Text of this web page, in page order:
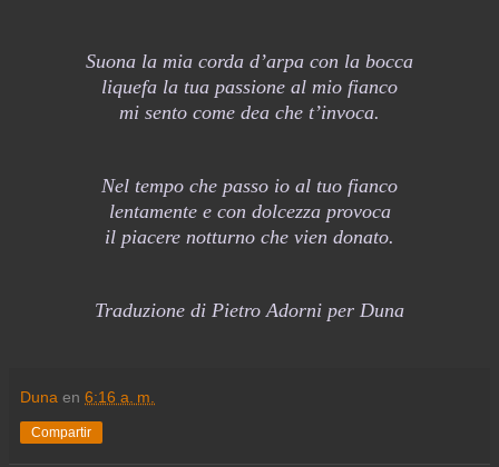
Suona la mia corda d’arpa con la bocca
liquefa la tua passione al mio fianco
mi sento come dea che t’invoca.
Nel tempo che passo io al tuo fianco
lentamente e con dolcezza provoca
il piacere notturno che vien donato.
Traduzione di Pietro Adorni per Duna
Duna en 6:16 a. m.
Compartir